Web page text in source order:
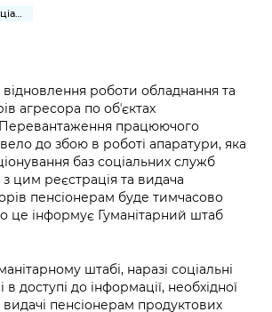
що
погодженні КМВА
та прийому громадян
заклади
та парковки
міста
та земельні ділянки
дозвілля
громадськістю
АТО
обмеженим доступом
правових та
про публічну
рішень, дій чи
розпорядників інформації
новини та анонси від
медіа /
запит /
request
media coverage of
under martial law
Пільги, субсидії та соціальний захист
роботи обладнання та
агресора по обʼєктах
Перевантаження працюючого
до збою в роботі апаратури, яка
баз соціальних служб
з цим реєстрація та видача
пенсіонерам буде тимчасово
це інформує Гуманітарний штаб
штабі, наразі соціальні
доступі до інформації, необхідної
видачі пенсіонерам продуктових